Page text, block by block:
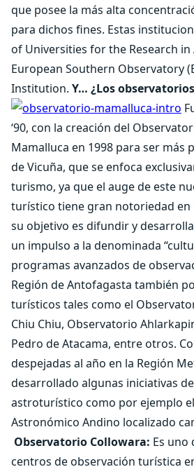
que posee la más alta
para dichos fines. Estas
of Universities for the Research in
European Southern Observatory
Institution. Y… ¿Los
‘90, con la creación del
Mamalluca en 1998 para ser más
de Vicuña, que se enfoca
turismo, ya que el auge de este
turístico tiene gran notoriedad en
su objetivo es difundir y
un impulso a la denominada
programas avanzados de
Región de Antofagasta también
turísticos tales como el
Chiu Chiu, Observatorio
Pedro de Atacama, entre otros.
despejadas al año en la Región
desarrollado algunas iniciativas
astroturístico como por ejemplo
Astronómico Andino localizado
Observatorio Collowara: Es uno
centros de observación turística